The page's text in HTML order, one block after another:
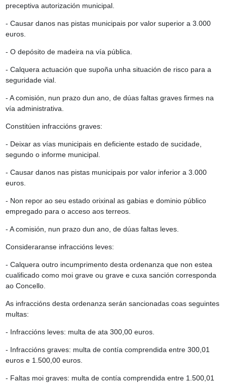
preceptiva autorización municipal.
- Causar danos nas pistas municipais por valor superior a 3.000
euros.
- O depósito de madeira na vía pública.
- Calquera actuación que supoña unha situación de risco para a
seguridade vial.
- A comisión, nun prazo dun ano, de dúas faltas graves firmes na
vía administrativa.
Constitúen infraccións graves:
- Deixar as vías municipais en deficiente estado de sucidade,
segundo o informe municipal.
- Causar danos nas pistas municipais por valor inferior a 3.000
euros.
- Non repor ao seu estado orixinal as gabias e dominio público
empregado para o acceso aos terreos.
- A comisión, nun prazo dun ano, de dúas faltas leves.
Consideraranse infraccións leves:
- Calquera outro incumprimento desta ordenanza que non estea
cualificado como moi grave ou grave e cuxa sanción corresponda
ao Concello.
As infraccións desta ordenanza serán sancionadas coas seguintes
multas:
- Infraccións leves: multa de ata 300,00 euros.
- Infraccións graves: multa de contía comprendida entre 300,01
euros e 1.500,00 euros.
- Faltas moi graves: multa de contía comprendida entre 1.500,01